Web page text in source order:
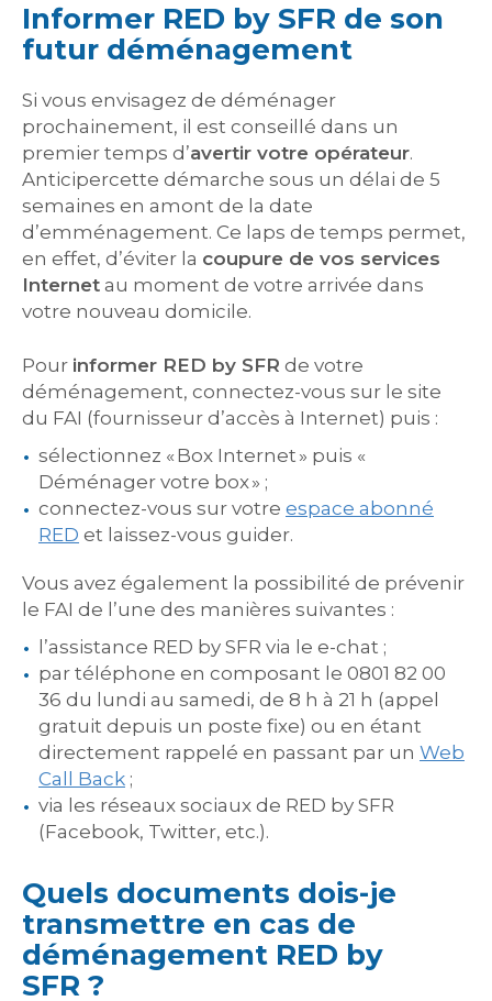
Informer RED by SFR de son
futur déménagement
Si vous envisagez de déménager
prochainement, il est conseillé dans un
premier temps d’avertir votre opérateur.
Anticipercette démarche sous un délai de 5
semaines en amont de la date
d’emménagement. Ce laps de temps permet,
en effet, d’éviter la coupure de vos services
Internet au moment de votre arrivée dans
votre nouveau domicile.
Pour informer RED by SFR de votre
déménagement, connectez-vous sur le site
du FAI (fournisseur d’accès à Internet) puis :
sélectionnez « Box Internet » puis «
Déménager votre box » ;
connectez-vous sur votre espace abonné
RED et laissez-vous guider.
Vous avez également la possibilité de prévenir
le FAI de l’une des manières suivantes :
l’assistance RED by SFR via le e-chat ;
par téléphone en composant le 0801 82 00
36 du lundi au samedi, de 8 h à 21 h (appel
gratuit depuis un poste fixe) ou en étant
directement rappelé en passant par un Web
Call Back ;
via les réseaux sociaux de RED by SFR
(Facebook, Twitter, etc.).
Quels documents dois-je
transmettre en cas de
déménagement RED by
SFR ?